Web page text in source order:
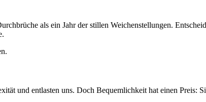
als ein Jahr der stillen Weichenstellungen.
und entlasten uns. Doch Bequemlichkeit hat einen Preis: